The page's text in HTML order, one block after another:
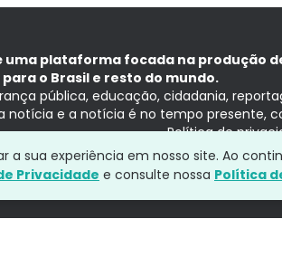
uma plataforma focada na produção
o Brasil e resto do mundo.
pública, educação, cidadania,
notícia e a notícia é no tempo presente,
Política de
a sua experiência em nosso site. Ao
Privacidade e consulte nossa Política